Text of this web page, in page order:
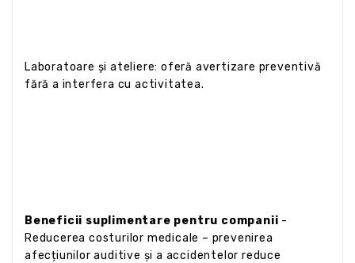
Laboratoare și ateliere: oferă avertizare preventivă
fără a interfera cu activitatea.
Beneficii suplimentare pentru companii -
Reducerea costurilor medicale – prevenirea
afecțiunilor auditive și a accidentelor reduce